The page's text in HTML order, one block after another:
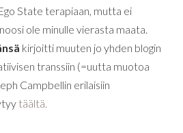
State terapiaan, mutta ei
ole minulle vierasta maata.
kirjoitti muuten jo yhden blogin
transsiin (=uutta muotoa
Campbellin erilaisiin
täältä.